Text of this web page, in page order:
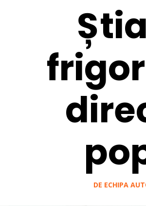
DE ECHIPA